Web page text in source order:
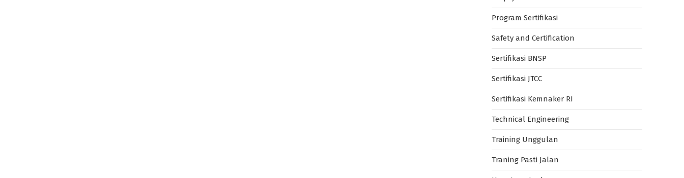
Program Sertifikasi
Safety and Certification
Sertifikasi BNSP
Sertifikasi JTCC
Sertifikasi Kemnaker RI
Technical Engineering
Training Unggulan
Traning Pasti Jalan